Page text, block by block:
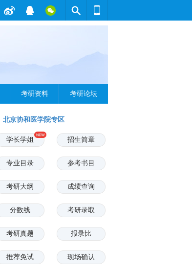
考研资料 考研论坛
北京协和医学院专区
学长学姐 招生简章
专业目录 参考书目
考研大纲 成绩查询
分数线 考研录取
考研真题 报录比
推荐免试 现场确认